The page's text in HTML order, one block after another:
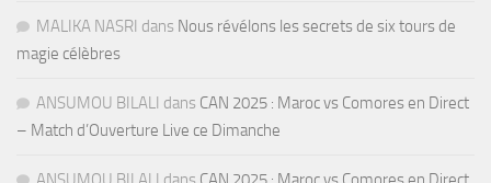
MALIKA NASRI dans Nous révélons les secrets de six tours de
magie célèbres
ANSUMOU BILALI dans CAN 2025 : Maroc vs Comores en Direct
– Match d’Ouverture Live ce Dimanche